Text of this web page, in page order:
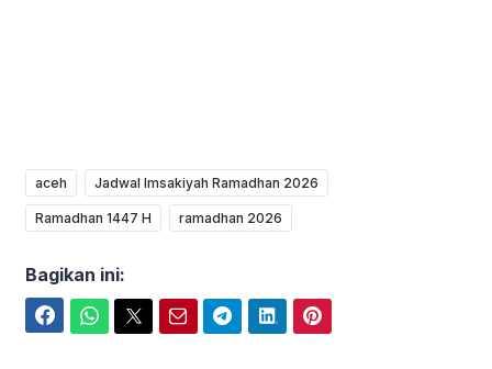
aceh Jadwal Imsakiyah Ramadhan 2026
Ramadhan 1447 H ramadhan 2026
Bagikan ini: